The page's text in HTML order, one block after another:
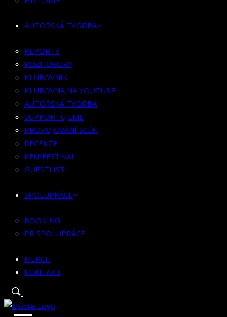
KLUBOVNA NA YOUTUBE
SUPPORTUJEME
PROPOJOVÁNÍ SCÉN
RECENZE
KFN/FESTIVAL
GUESTLIST
SPOLUPRÁCE
BOOKING
PR SPOLUPRÁCE
MERCH
AUTORSKÁ TVORBA
REPORTY
ROZHOVORY
KLUBOVNÍK
KLUBOVNA NA YOUTUBE
AUTORSKÁ TVORBA
SUPPORTUJEME
PROPOJOVÁNÍ SCÉN
RECENZE
KFN/FESTIVAL
GUESTLIST
SPOLUPRÁCE
BOOKING
PR SPOLUPRÁCE
MERCH
KONTAKT